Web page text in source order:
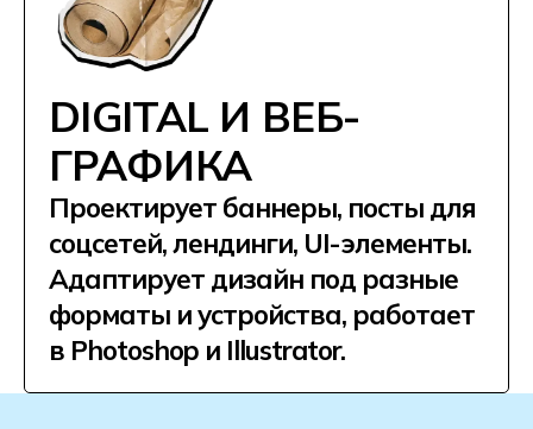
карьерный_центр.md
Востребованная ИТ-
профессия
200 000+ ₽
ведущий специалист